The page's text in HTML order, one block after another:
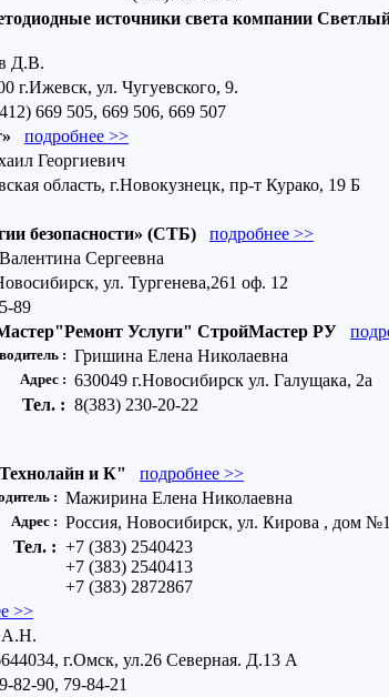
источники света компании
Д.В.
г.Ижевск, ул. Чугуевского, 9.
669 505, 669 506, 669 507
подробнее >>
Георгиевич
область, г.Новокузнецк, пр-т Курако, 19 Б
безопасности» (СТБ)
подробнее >>
Сергеевна
ул. Тургенева,261 оф. 12
89
Услуги" СтройМастер РУ
: Гришина Елена Николаевна
Адрес : 630049 г.Новосибирск ул. Галущака, 2а
Тел. : 8(383) 230-20-22
и К" подробнее >>
: Мажирина Елена Николаевна
Адрес : Россия, Новосибирск, ул. Кирова , дом
Тел. : +7 (383) 2540423
+7 (383) 2540413
+7 (383) 2872867
>>
А.Н.
г.Омск, ул.26 Северная. Д.13 А
82-90, 79-84-21